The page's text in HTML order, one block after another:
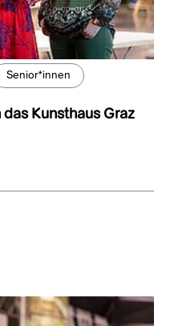
Senior*innen
Kunsthaus Graz